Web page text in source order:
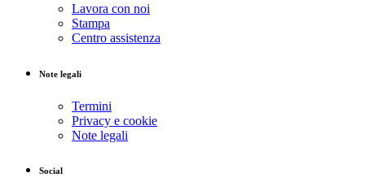
Lavora con noi
Stampa
Centro assistenza
Note legali
Termini
Privacy e cookie
Note legali
Social